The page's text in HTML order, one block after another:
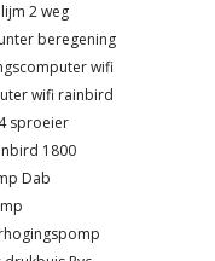
2 weg
beregening
wifi
wifi rainbird
sproeier
1800
Dab